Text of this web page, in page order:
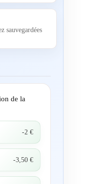
sauvegardées
de la
-2 €
-3,50 €